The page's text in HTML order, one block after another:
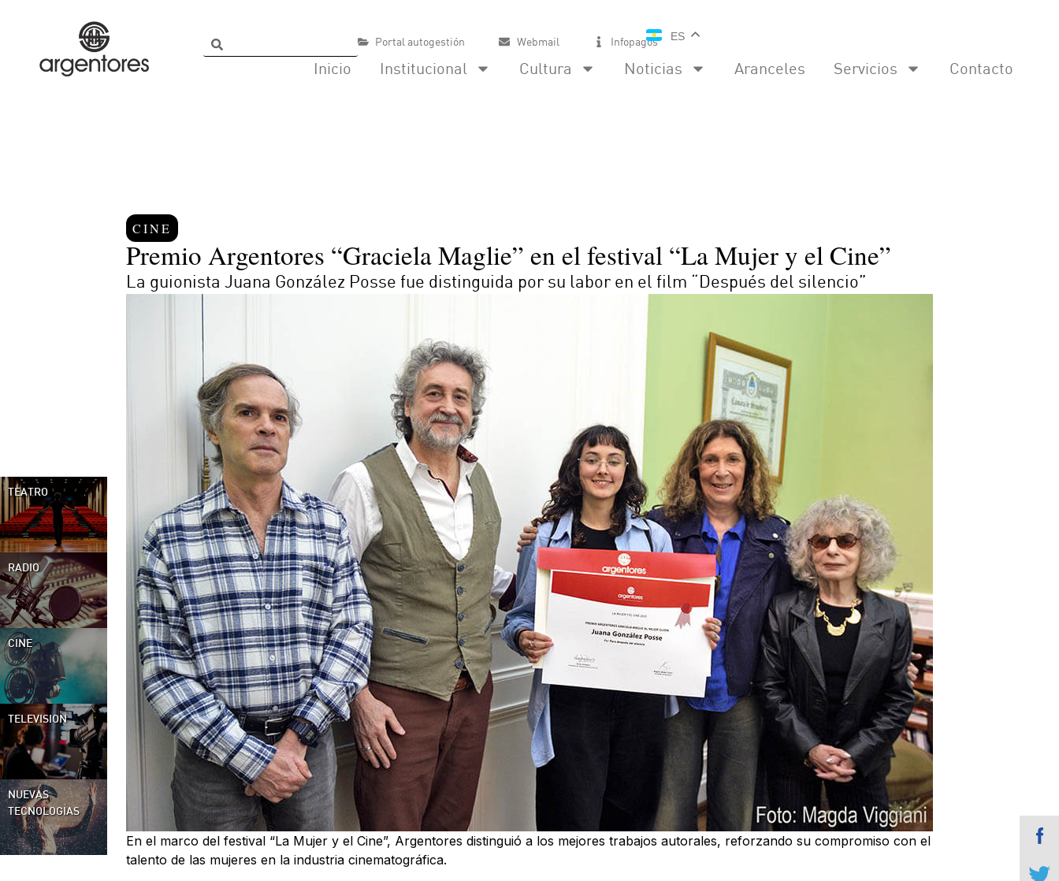
Inicio Institucional Cultura Noticias Aranceles Servicios Contacto
Portal autogestión Webmail Infopagos ES
TEATRO
RADIO
CINE
TELEVISION
NUEVAS
TECNOLOGÍAS
CINE
Premio Argentores “Graciela Maglie” en el festival “La Mujer y el Cine”
La guionista Juana González Posse fue distinguida por su labor en el film “Después del silencio”
En el marco del festival “La Mujer y el Cine”, Argentores distinguió a los mejores trabajos autorales, reforzando su compromiso con el
talento de las mujeres en la industria cinematográfica.